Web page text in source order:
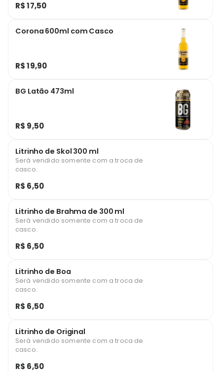
R$ 17,50
Corona 600ml com Casco
R$ 19,90
BG Latão 473ml
R$ 9,50
Litrinho de Skol 300 ml
Será vendido somente com a troca de
casco.
R$ 6,50
Litrinho de Brahma de 300 ml
Será vendido somente com a troca de
casco.
R$ 6,50
Litrinho de Boa
Será vendido somente com a troca de
casco.
R$ 6,50
Litrinho de Original
Será vendido somente com a troca de
casco.
R$ 6,50